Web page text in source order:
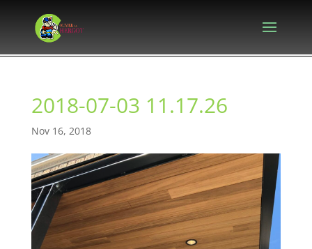
2018-07-03 11.17.26
Nov 16, 2018